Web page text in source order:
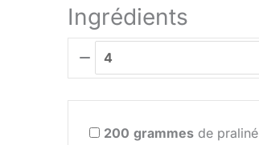
Ingrédients
200 grammes de praliné